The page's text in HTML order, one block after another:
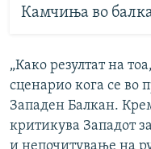
Камчиња во
„Како резултат на
сценарио кога се во
Западен Балкан.
критикува Западот